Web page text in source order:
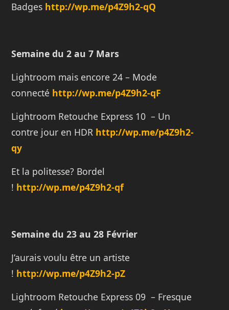
Badges http://wp.me/p4Z9h2-qQ
Semaine du 2 au 7 Mars
Lightroom mais encore 24 – Mode
connecté http://wp.me/p4Z9h2-qF
Lightroom Retouche Express 10 – Un
contre jour en HDR http://wp.me/p4Z9h2-
qy
Et la politesse? Bordel
! http://wp.me/p4Z9h2-qf
Semaine du 23 au 28 Février
J’aurais voulu être un artiste
! http://wp.me/p4Z9h2-pZ
Lightroom Retouche Express 09 – Fresque